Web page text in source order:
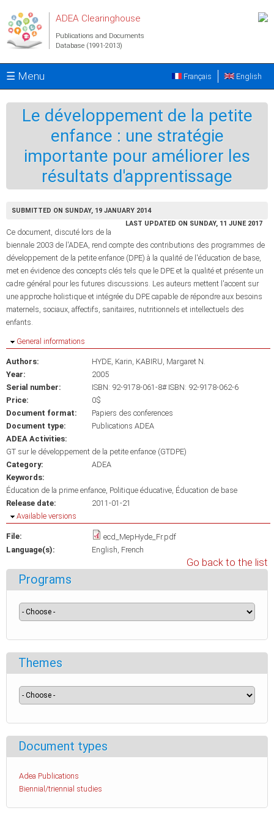
ADEA Clearinghouse
Publications and Documents
Database (1991-2013)
☰ Menu English
Français
Le développement de la petite
enfance : une stratégie
importante pour améliorer les
résultats d'apprentissage
SUBMITTED ON SUNDAY, 19 JANUARY 2014
LAST UPDATED ON SUNDAY, 11 JUNE 2017
Ce document, discuté lors de la
biennale 2003 de l'ADEA, rend compte des contributions des programmes de
développement de la petite enfance (DPE) à la qualité de l'éducation de base,
met en évidence des concepts clés tels que le DPE et la qualité et présente un
cadre général pour les futures discussions. Les auteurs mettent l'accent sur
une approche holistique et intégrée du DPE capable de répondre aux besoins
maternels, sociaux, affectifs, sanitaires, nutritionnels et intellectuels des
enfants.
Hide
General informations
Authors: HYDE, Karin KABIRU, Margaret N.
Year:
2005
Serial number:
ISBN: 92-9178-061-8# ISBN: 92-9178-062-6
Price:
0$
Document format:
Papiers des conferences
Document type:
Publications ADEA
ADEA Activities:
GT sur le développement de la petite enfance (GTDPE)
Category:
ADEA
Keywords:
Éducation de la prime enfance Politique éducative Éducation de base
Release date:
2011-01-21
Hide
Available versions
File:
ecd_MepHyde_Fr.pdf
Language(s):
English French
Go back to the list
Programs
Themes
Document types
Adea Publications
Biennial/triennial studies